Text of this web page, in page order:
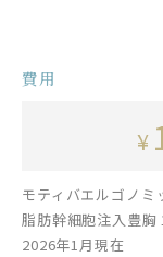
費用
¥
モティバエルゴノ
脂肪幹細胞注入豊
2026年1月現在